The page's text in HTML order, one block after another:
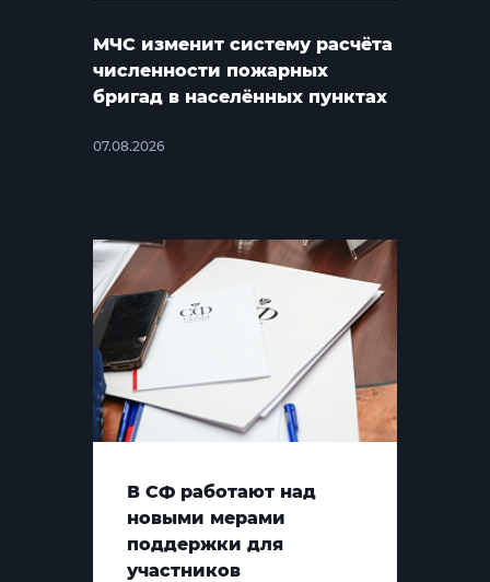
МЧС изменит систему расчёта
численности пожарных
бригад в населённых пунктах
07.08.2026
В СФ работают над
новыми мерами
поддержки для
участников